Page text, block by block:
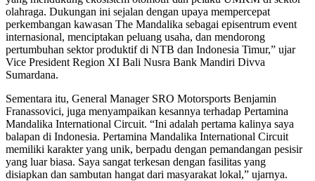
olahraga. Dukungan ini sejalan dengan upaya mempercepat
perkembangan kawasan The Mandalika sebagai episentrum event
internasional, menciptakan peluang usaha, dan mendorong
pertumbuhan sektor produktif di NTB dan Indonesia Timur,” ujar
Vice President Region XI Bali Nusra Bank Mandiri Divva
Sumardana.
Sementara itu, General Manager SRO Motorsports Benjamin
Franassovici, juga menyampaikan kesannya terhadap Pertamina
Mandalika International Circuit. “Ini adalah pertama kalinya saya
balapan di Indonesia. Pertamina Mandalika International Circuit
memiliki karakter yang unik, berpadu dengan pemandangan pesisir
yang luar biasa. Saya sangat terkesan dengan fasilitas yang
disiapkan dan sambutan hangat dari masyarakat lokal,” ujarnya.